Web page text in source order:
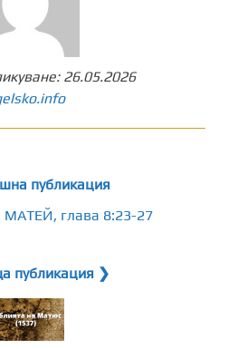
26.05.2026
публикация
глава 8:23-27
публикация ❯